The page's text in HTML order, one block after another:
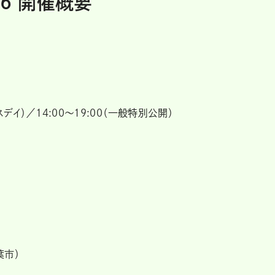
イ）／14:00～19:00（一般特別公開）
）